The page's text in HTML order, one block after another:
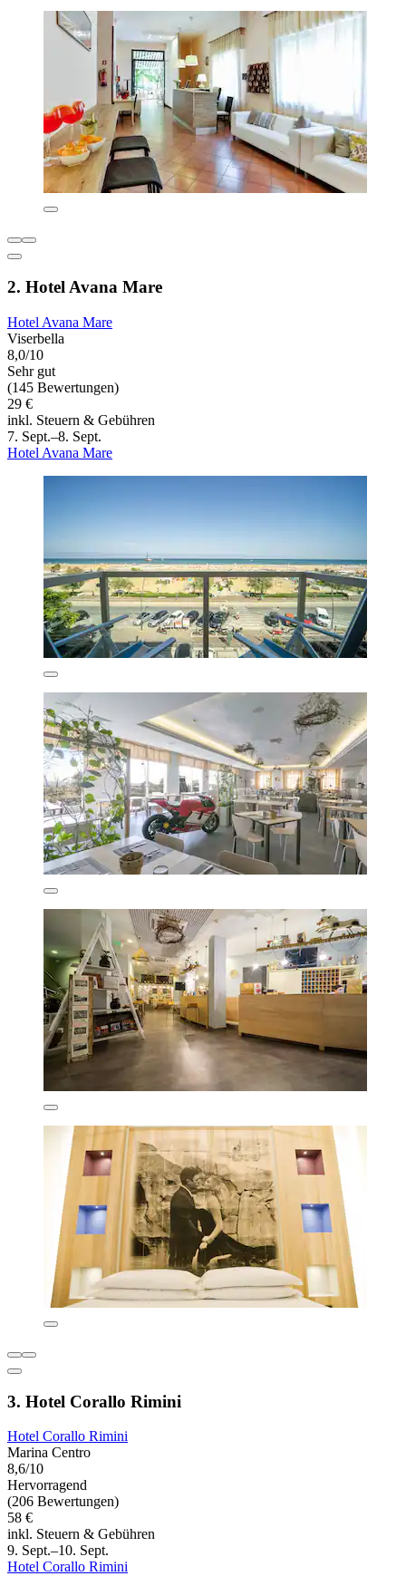
2. Hotel Avana Mare
Hotel Avana Mare
Viserbella
8,0/10
Sehr gut
(145 Bewertungen)
29 €
inkl. Steuern & Gebühren
7. Sept.–8. Sept.
Hotel Avana Mare
3. Hotel Corallo Rimini
Hotel Corallo Rimini
Marina Centro
8,6/10
Hervorragend
(206 Bewertungen)
58 €
inkl. Steuern & Gebühren
9. Sept.–10. Sept.
Hotel Corallo Rimini